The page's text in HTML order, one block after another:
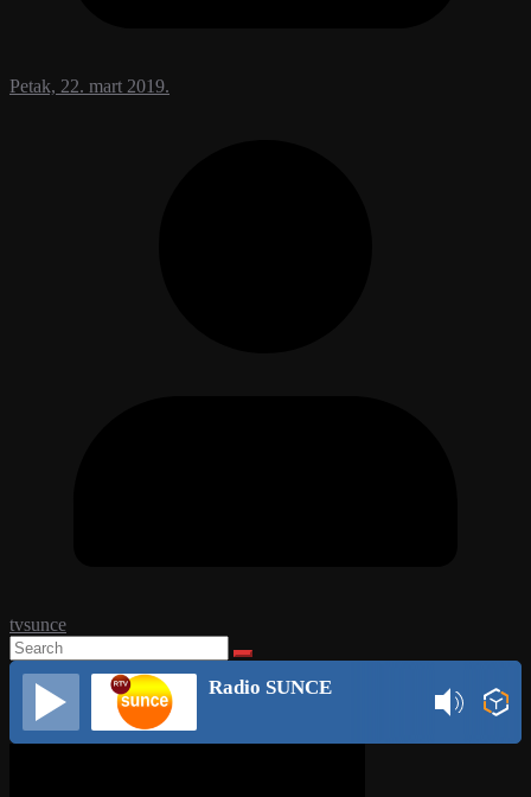
Petak, 22. mart 2019.
tvsunce
Radio SUNCE